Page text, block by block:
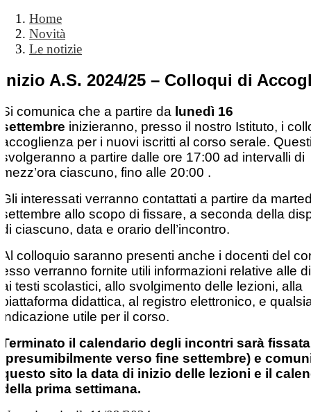
Home
Novità
Le notizie
Inizio A.S. 2024/25 – Colloqui di
Si comunica che a partire da lunedì 16
settembre inizieranno, presso il nostro Istituto, i
accoglienza per i nuovi iscritti al corso serale.
svolgeranno a partire dalle ore 17:00 ad intervalli di
mezz’ora ciascuno, fino alle 20:00 .
Gli interessati verranno contattati a partire da
settembre allo scopo di fissare, a seconda della
di ciascuno, data e orario dell’incontro.
Al colloquio saranno presenti anche i docenti del
esso verranno fornite utili informazioni relative alle
ai testi scolastici, allo svolgimento delle lezioni, alla
piattaforma didattica, al registro elettronico, e
indicazione utile per il corso.
Terminato il calendario degli incontri sarà fissata
(presumibilmente verso fine settembre) e
questo sito la data di inizio delle lezioni e il
della prima settimana.